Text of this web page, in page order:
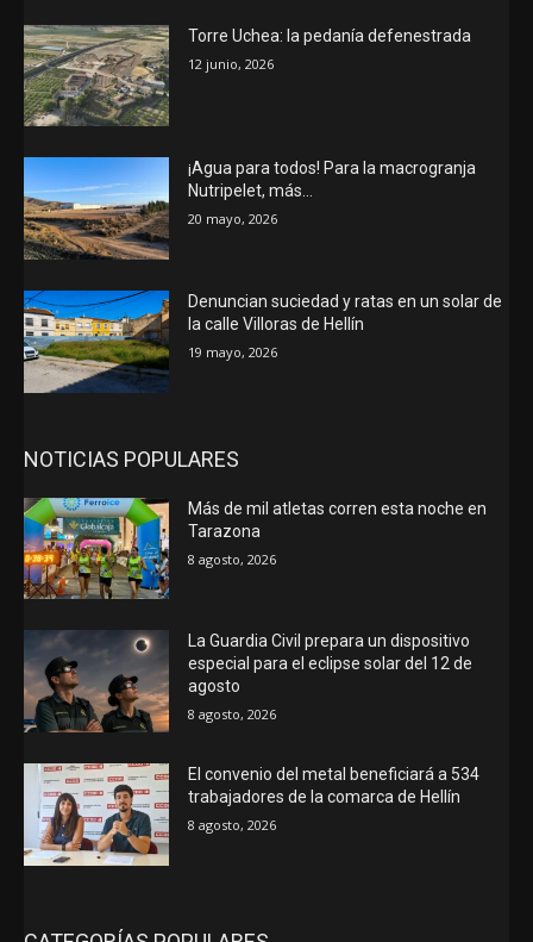
Torre Uchea: la pedanía defenestrada
12 junio, 2026
¡Agua para todos! Para la macrogranja
Nutripelet, más…
20 mayo, 2026
Denuncian suciedad y ratas en un solar de
la calle Villoras de Hellín
19 mayo, 2026
NOTICIAS POPULARES
Más de mil atletas corren esta noche en
Tarazona
8 agosto, 2026
La Guardia Civil prepara un dispositivo
especial para el eclipse solar del 12 de
agosto
8 agosto, 2026
El convenio del metal beneficiará a 534
trabajadores de la comarca de Hellín
8 agosto, 2026